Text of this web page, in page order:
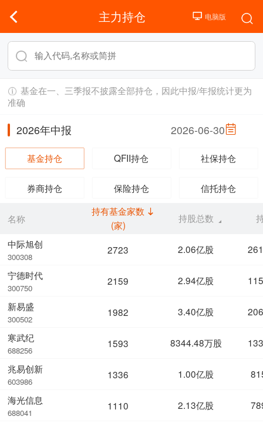
主力持仓
基金在一、三季报不披露全部持仓，因此中报/年报统计更为
准确
2026年中报 2026-06-30
基金持仓 QFII持仓 社保持仓
券商持仓 保险持仓 信托持仓
名称
中际旭创
300308
宁德时代
300750
新易盛
300502
寒武纪
688256
兆易创新
603986
海光信息
688041
持有基金家数
(家)
持股总数
2723 2.06亿股
2159 2.94亿股
1982 3.40亿股
1593 8344.48万股
1336 1.00亿股
1110 2.13亿股